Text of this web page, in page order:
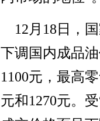
12月18日，
下调国内成品
1100元，最高
元和1270元。